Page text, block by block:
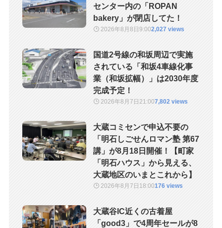
センター内の「ROPAN
bakery」が閉店してた！
2026年8月8日9:002,027 views
国道2号線の和坂周辺で実施
されている「和坂4車線化事
業（和坂拡幅）」は2030年度
完成予定！
2026年8月7日21:007,802 views
大蔵コミセンで申込不要の
「明石しごせんロマン塾 第67
講」が8月18日開催！【町家
「明石ハウス」から見える、
大蔵地区のいまとこれから】
2026年8月7日 18:00176 views
大蔵谷IC近くの古着屋
「good3」で4周年セールが8